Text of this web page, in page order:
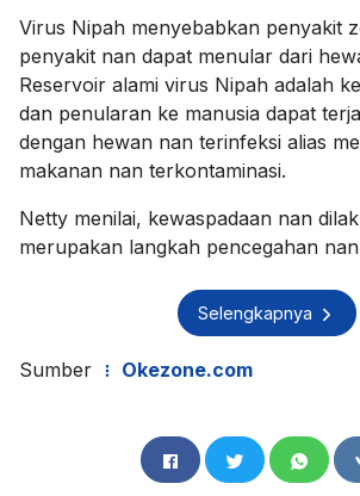
Virus Nipah menyebabkan penyakit
penyakit nan dapat menular dari
Reservoir alami virus Nipah adalah
dan penularan ke manusia dapat
dengan hewan nan terinfeksi alias
makanan nan terkontaminasi.
Netty menilai, kewaspadaan nan
merupakan langkah pencegahan
Selengkapnya
Sumber Okezone.com